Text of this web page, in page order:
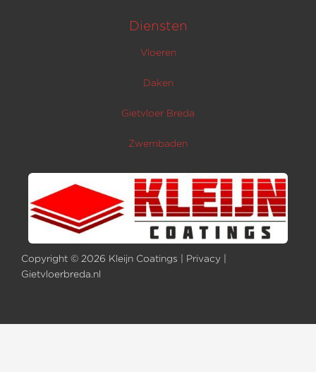
Diensten
Vloeren
Daken
Gietvloer Breda
Zwembaden
Copyright © 2026 Kleijn Coatings | Privacy
Gietvloerbreda.nl